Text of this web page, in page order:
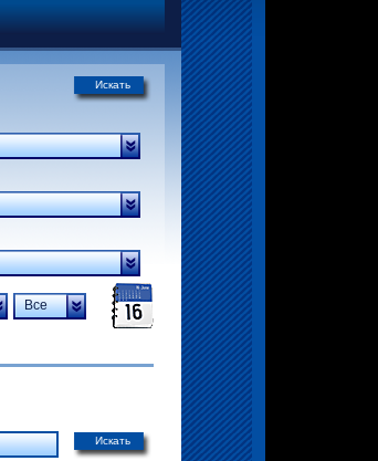
Искать
Все
Искать